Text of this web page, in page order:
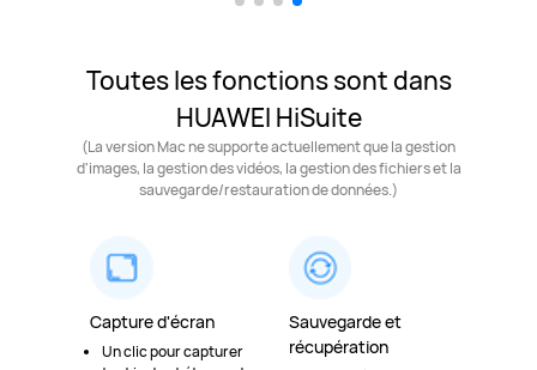
Toutes les fonctions sont dans
HUAWEI HiSuite
(La version Mac ne supporte actuellement que la gestion
d'images, la gestion des vidéos, la gestion des fichiers et la
sauvegarde/restauration de données.)
Capture d'écran
Un clic pour capturer
Sauvegarde et
récupération